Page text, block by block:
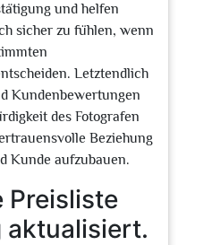
und helfen
sicher zu fühlen, wenn
Letztendlich
Kundenbewertungen
des Fotografen
Beziehung
Kunde aufzubauen.
Preisliste
aktualisiert.